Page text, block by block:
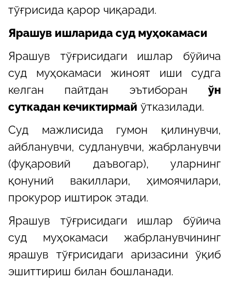
тўғрисида қарор чиқаради.
Ярашув ишларида суд муҳокамаси
Ярашув тўғрисидаги ишлар бўйича
суд муҳокамаси жиноят иши судга
келган пайтдан эътиборан ўн
суткадан кечиктирмай ўтказилади.
Суд мажлисида гумон қилинувчи,
айбланувчи, судланувчи, жабрланувчи
(фуқаровий даъвогар), уларнинг
қонуний вакиллари, ҳимоячилари,
прокурор иштирок этади.
Ярашув тўғрисидаги ишлар бўйича
суд муҳокамаси жабрланувчининг
ярашув тўғрисидаги аризасини ўқиб
эшиттириш билан бошланади.